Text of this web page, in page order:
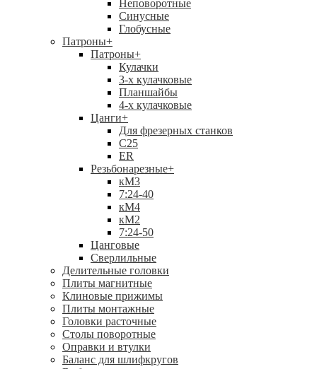
Неповоротные
Синусные
Глобусные
Патроны+
Патроны+
Кулачки
3-х кулачковые
Планшайбы
4-х кулачковые
Цанги+
Для фрезерных станков
С25
ER
Резьбонарезные+
кМ3
7:24-40
кМ4
кМ2
7:24-50
Цанговые
Сверлильные
Делительные головки
Плиты магнитные
Клиновые прижимы
Плиты монтажные
Головки расточные
Столы поворотные
Оправки и втулки
Баланс для шлифкругов